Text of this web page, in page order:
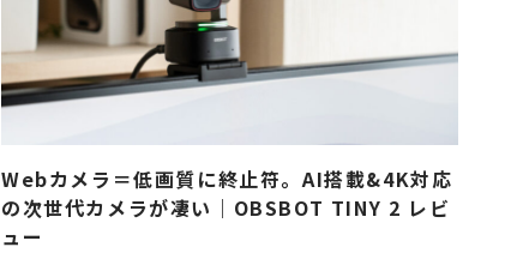
Webカメラ＝低画質に終止符。AI搭載&4K対応
の次世代カメラが凄い｜OBSBOT TINY 2 レビ
ュー